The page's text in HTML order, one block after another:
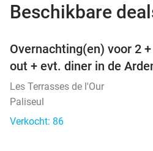
Beschikbare
Overnachting(en) voor 2
out + evt. diner in de
Les Terrasses de l'Our
Paliseul
Verkocht: 86